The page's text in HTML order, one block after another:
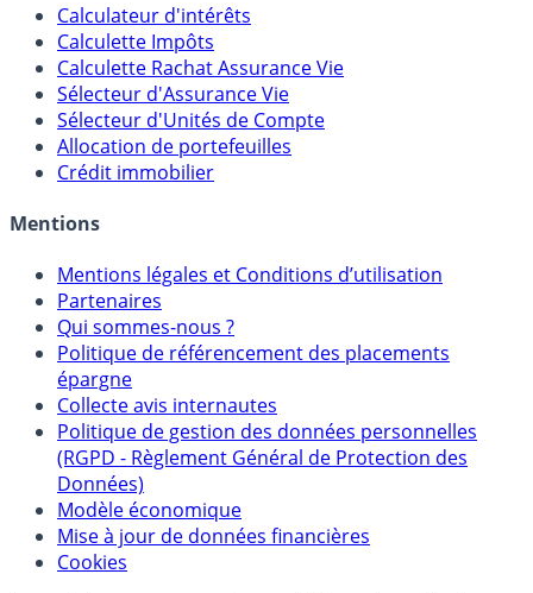
Calculateur d'intérêts
Calculette Impôts
Calculette Rachat Assurance Vie
Sélecteur d'Assurance Vie
Sélecteur d'Unités de Compte
Allocation de portefeuilles
Crédit immobilier
Mentions
Mentions légales et Conditions d’utilisation
Partenaires
Qui sommes-nous ?
Politique de référencement des placements
épargne
Collecte avis internautes
Politique de gestion des données personnelles
(RGPD - Règlement Général de Protection des
Données)
Modèle économique
Mise à jour de données financières
Cookies